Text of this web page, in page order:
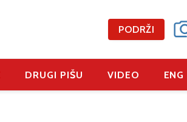
PODRŽI
DRUGI PIŠU VIDEO ENG